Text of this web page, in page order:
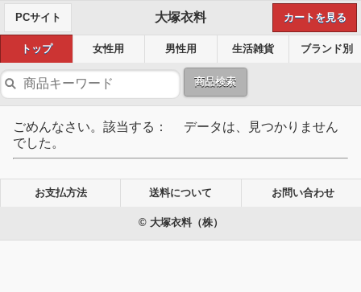
PCサイト 大塚衣料 カートを見る
トップ 女性用 男性用 生活雑貨 ブランド別
商品検索
ごめんなさい。該当する： データは、見つかりません
でした。
お支払方法 送料について お問い合わせ
© 大塚衣料（株）